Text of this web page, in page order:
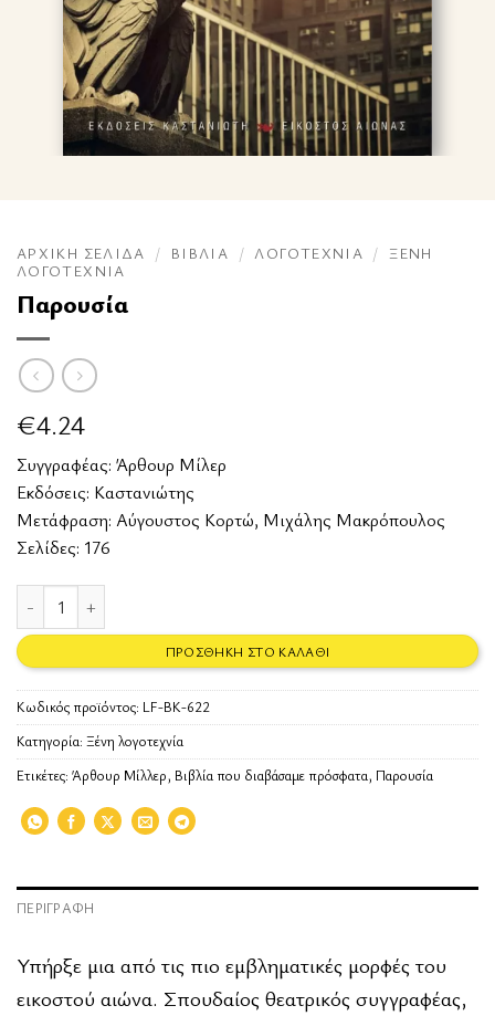
ΑΡΧΙΚΉ ΣΕΛΊΔΑ / ΒΙΒΛΊΑ / ΛΟΓΟΤΕΧΝΊΑ / ΞΈΝΗ
ΛΟΓΟΤΕΧΝΊΑ
Παρουσία
€4.24
Συγγραφέας: Άρθουρ Μίλερ
Εκδόσεις: Καστανιώτης
Μετάφραση: Αύγουστος Κορτώ, Μιχάλης Μακρόπουλος
Σελίδες: 176
ΠΡΟΣΘΉΚΗ ΣΤΟ ΚΑΛΆΘΙ
Κωδικός προϊόντος: LF-BK-622
Κατηγορία: Ξένη λογοτεχνία
Ετικέτες: Άρθουρ Μίλλερ, Βιβλία που διαβάσαμε πρόσφατα, Παρουσία
ΠΕΡΙΓΡΑΦΉ
Υπήρξε μια από τις πιο εμβληματικές μορφές του
εικοστού αιώνα. Σπουδαίος θεατρικός συγγραφέας,